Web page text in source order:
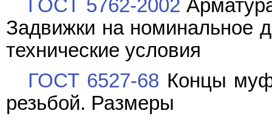
ГОСТ 5762-2002
Задвижки на номинальное
технические условия
ГОСТ 6527-68 Концы
резьбой. Размеры